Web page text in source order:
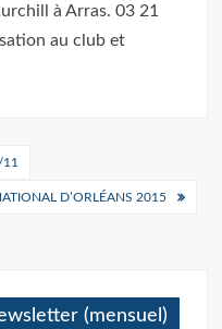
à Arras. 03 21
au club et
11
D’ORLÉANS 2015
(mensuel)